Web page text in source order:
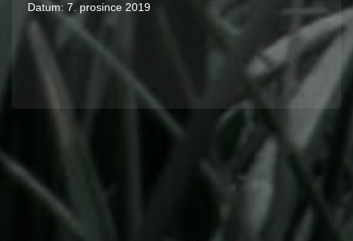
Datum: 7. prosince 2019